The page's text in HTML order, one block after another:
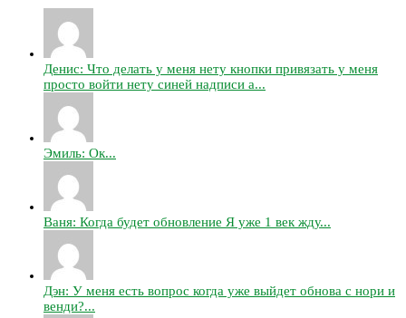
Денис: Что делать у меня нету кнопки привязать у меня
просто войти нету синей надписи а...
Эмиль: Ок...
Ваня: Когда будет обновление Я уже 1 век жду...
Дэн: У меня есть вопрос когда уже выйдет обнова с нори и
венди?...